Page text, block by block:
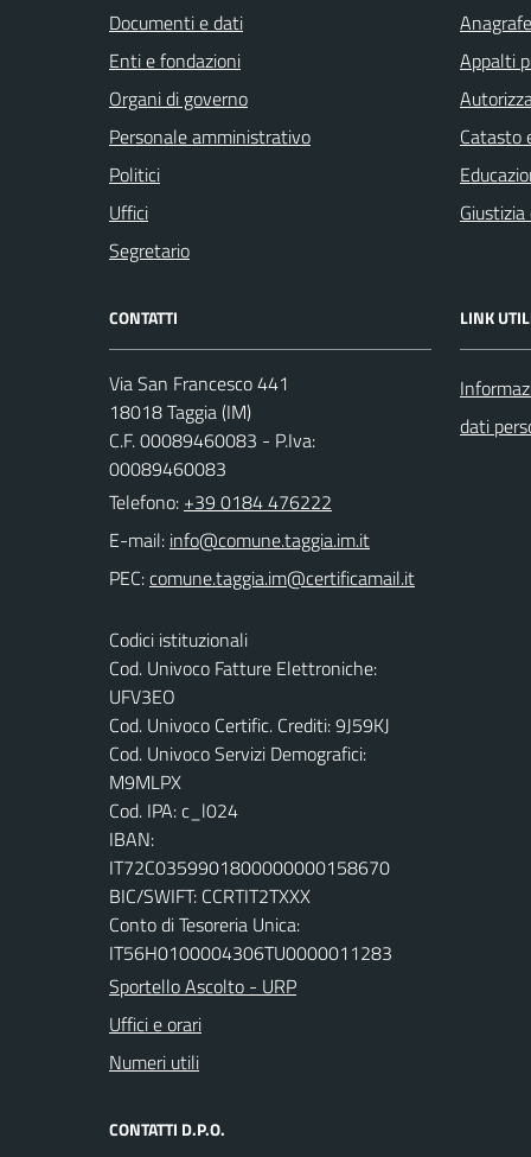
Documenti e dati
Enti e fondazioni
Organi di governo
Personale amministrativo
Politici
Uffici
Segretario
Appalti
Catasto
CONTATTI
Via San Francesco 441
18018 Taggia (IM)
C.F. 00089460083 - P.Iva:
00089460083
Telefono: +39 0184 476222
E-mail:
PEC:
Codici istituzionali
Cod. Univoco Fatture Elettroniche:
UFV3EO
Cod. Univoco Certific. Crediti: 9J59KJ
Cod. Univoco Servizi Demografici:
M9MLPX
Cod. IPA: c_l024
IBAN:
IT72C0359901800000000158670
BIC/SWIFT: CCRTIT2TXXX
Conto di Tesoreria Unica:
IT56H0100004306TU0000011283
Sportello Ascolto - URP
Uffici e orari
Numeri utili
CONTATTI D.P.O.
LINK
dati